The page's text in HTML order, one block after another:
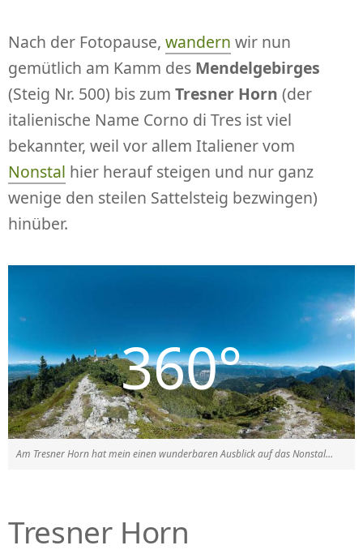
Nach der Fotopause, wandern wir nun
gemütlich am Kamm des Mendelgebirges
(Steig Nr. 500) bis zum Tresner Horn (der
italienische Name Corno di Tres ist viel
bekannter, weil vor allem Italiener vom
Nonstal hier herauf steigen und nur ganz
wenige den steilen Sattelsteig bezwingen)
hinüber.
Am Tresner Horn hat mein einen wunderbaren Ausblick auf das Nonstal…
Tresner Horn